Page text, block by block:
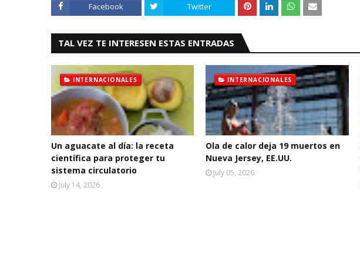
Facebook Twitter
TAL VEZ TE INTERESEN ESTAS ENTRADAS
INTERNACIONALES
Un aguacate al día: la receta
científica para proteger tu
sistema circulatorio
July 14, 2026
INTERNACIONALES
Ola de calor deja 19 muertos en
Nueva Jersey, EE.UU.
July 05, 2026